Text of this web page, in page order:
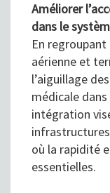
Améliorer
dans le
En
aérienne et
l’aiguillage
médicale
intégration
où la rapidité
essentielles.